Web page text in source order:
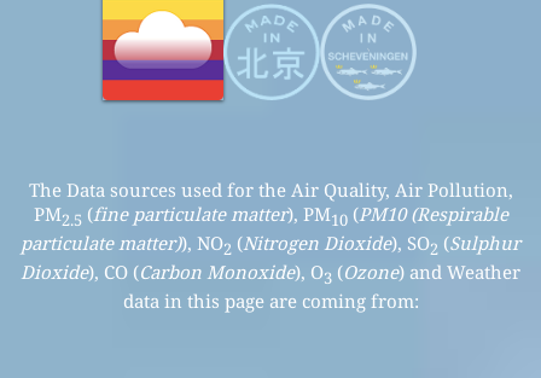
The Data sources used for the Air Quality, Air Pollution,
PM2.5 (fine particulate matter), PM10(PM10 (Respirable
particulate matter)), NO2 (Nitrogen Dioxide), SO2 (Sulphur
Dioxide), CO (Carbon Monoxide), O3 (Ozone) and Weather
data in this page are coming from: